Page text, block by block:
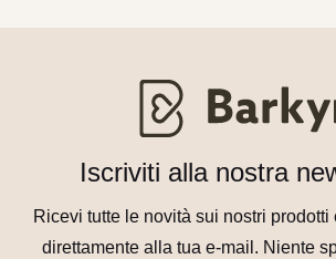
Iscriviti alla nostra
Ricevi tutte le novità sui nostri
direttamente alla tua e-mail. Niente